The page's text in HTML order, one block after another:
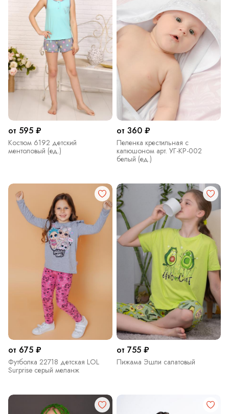
от 595 ₽
Костюм 6192 детский
ментоловый (ед.)
от 360 ₽
Пеленка крестильная с
капюшоном арт. УГ-КР-002
белый (ед.)
от 675 ₽
Футболка 22718 детская LOL
Surprise серый меланж
от 755 ₽
Пижама Эшли салатовый